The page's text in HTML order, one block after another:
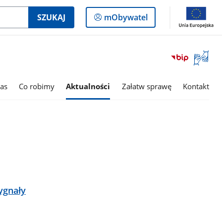
SZUKAJ
Logowanie
do
mObywatel
Otwórz
okno
Co robimy Aktualności Załatw sprawę Kontakt